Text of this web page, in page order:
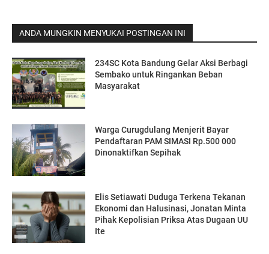
ANDA MUNGKIN MENYUKAI POSTINGAN INI
234SC Kota Bandung Gelar Aksi Berbagi
Sembako untuk Ringankan Beban
Masyarakat
Warga Curugdulang Menjerit Bayar
Pendaftaran PAM SIMASI Rp.500 000
Dinonaktifkan Sepihak
Elis Setiawati Duduga Terkena Tekanan
Ekonomi dan Halusinasi, Jonatan Minta
Pihak Kepolisian Priksa Atas Dugaan UU
Ite